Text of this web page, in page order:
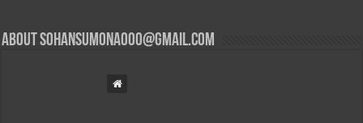
Aboutsohansumona000@gmail.com